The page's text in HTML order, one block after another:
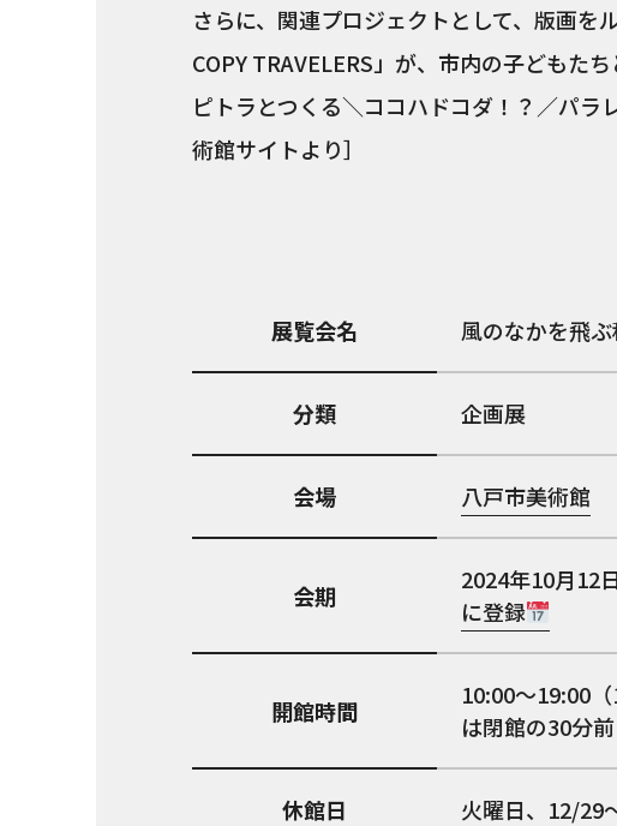
さらに、関連プロジェクトとして、版画を
COPY TRAVELERS」が、市内の子どもた
ピトラとつくる＼ココハドコダ！？／パラ
術館サイトより］
展覧会名 風のなかを飛
分類 企画展
会場 八戸市美術館
会期
2024年10月12
に登録
開館時間
10:00〜19:00
は閉館の30分前
休館日 火曜日、12/29